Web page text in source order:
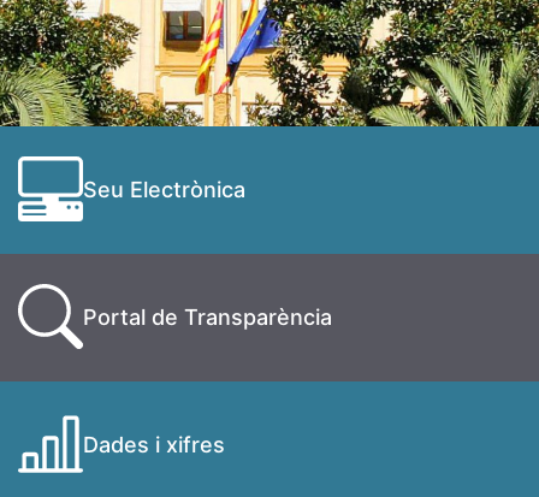
Seu Electrònica
Portal de Transparència
Dades i xifres